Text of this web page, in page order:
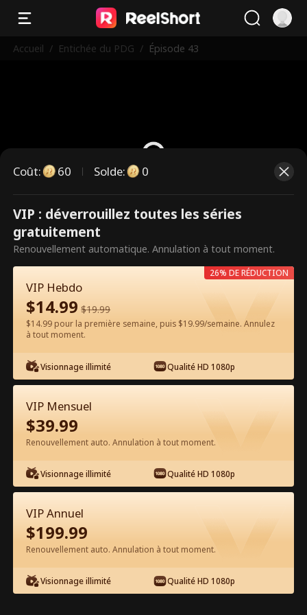
Accueil / Entichée du PDG / Épisode 43
Ce sont des épisodes payants.
Débloquez pour regarder.
Regarder gratuitement sur l'App
Épisode 43 - Entichée du PDG Film
complet
0-49 50-77 Tous les épisodes
Coût: 60 Solde: 0
VIP : déverrouillez toutes les séries
gratuitement
Renouvellement automatique. Annulation à tout moment.
VIP Hebdo
$14.99 $19.99
$14.99 pour la première semaine, puis $19.99/semaine. Annulez
à tout moment.
Visionnage illimité Qualité HD 1080p
26% DE RÉDUCTION
VIP Mensuel
$39.99
Renouvellement auto. Annulation à tout moment.
Visionnage illimité Qualité HD 1080p
VIP Annuel
$199.99
Renouvellement auto. Annulation à tout moment.
Visionnage illimité Qualité HD 1080p